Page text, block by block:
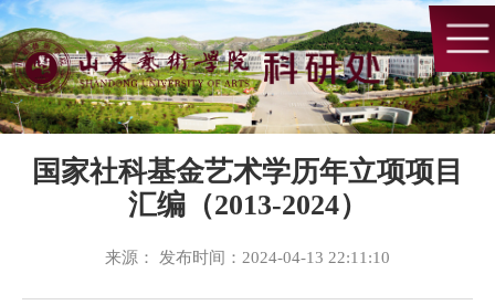
国家社科基金艺术学历年立项项目
汇编（2013-2024）
来源： 发布时间：2024-04-13 22:11:10